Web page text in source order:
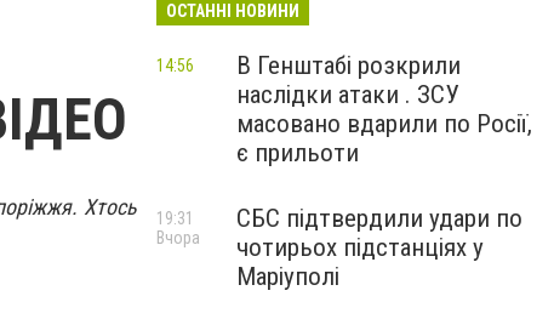
Хтось
ОСТАННІ НОВИНИ
В Генштабі розкрили
наслідки атаки . ЗСУ
масовано вдарили по Росії,
є прильоти
14:56
СБС підтвердили удари по
чотирьох підстанціях у
Маріуполі
19:31
Вчора